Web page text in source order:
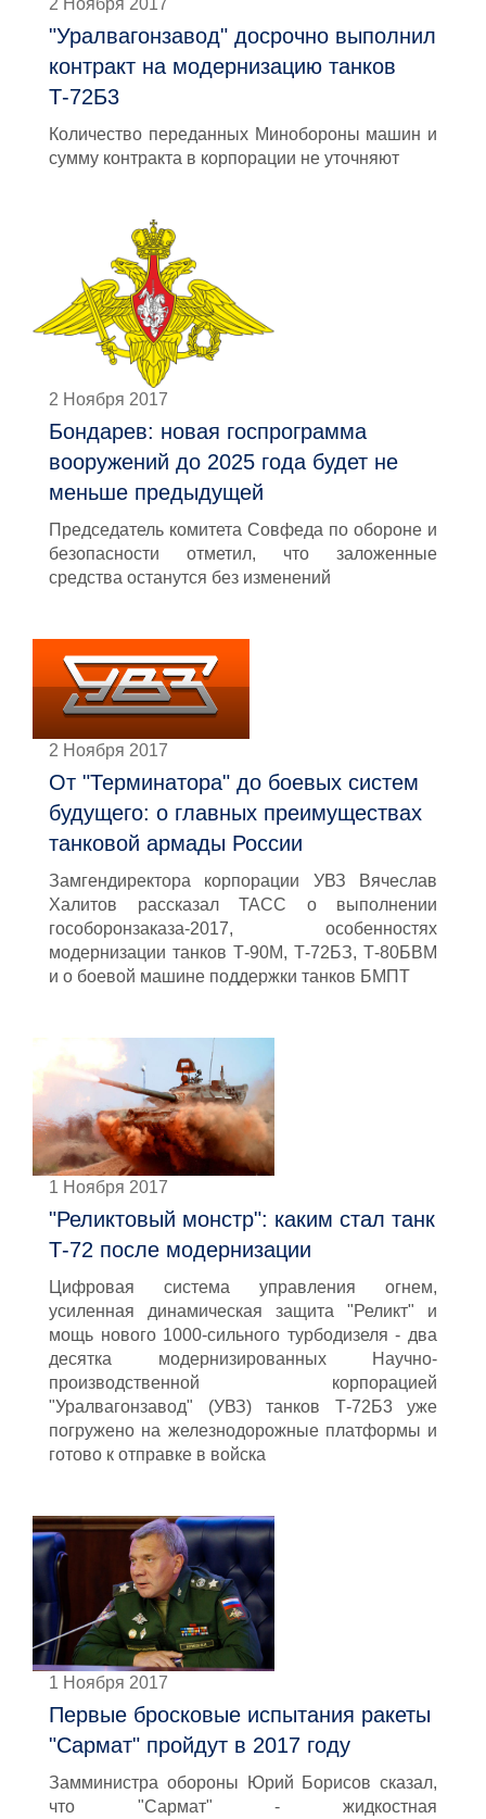
2 Ноября 2017
"Уралвагонзавод" досрочно выполнил
контракт на модернизацию танков
Т-72Б3
Количество переданных Минобороны машин и
сумму контракта в корпорации не уточняют
2 Ноября 2017
Бондарев: новая госпрограмма
вооружений до 2025 года будет не
меньше предыдущей
Председатель комитета Совфеда по обороне и
безопасности отметил, что заложенные
средства останутся без изменений
2 Ноября 2017
От "Терминатора" до боевых систем
будущего: о главных преимуществах
танковой армады России
Замгендиректора корпорации УВЗ Вячеслав
Халитов рассказал ТАСС о выполнении
гособоронзаказа-2017, особенностях
модернизации танков Т-90М, Т-72БЗ, Т-80БВМ
и о боевой машине поддержки танков БМПТ
1 Ноября 2017
"Реликтовый монстр": каким стал танк
Т-72 после модернизации
Цифровая система управления огнем,
усиленная динамическая защита "Реликт" и
мощь нового 1000-сильного турбодизеля - два
десятка модернизированных Научно-
производственной корпорацией
"Уралвагонзавод" (УВЗ) танков Т-72Б3 уже
погружено на железнодорожные платформы и
готово к отправке в войска
1 Ноября 2017
Первые бросковые испытания ракеты
"Сармат" пройдут в 2017 году
Замминистра обороны Юрий Борисов сказал,
что "Сармат" - жидкостная